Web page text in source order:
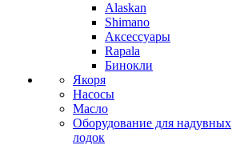
Alaskan
Shimano
Аксессуары
Rapala
Бинокли
Якоря
Насосы
Масло
Оборудование для надувных
лодок